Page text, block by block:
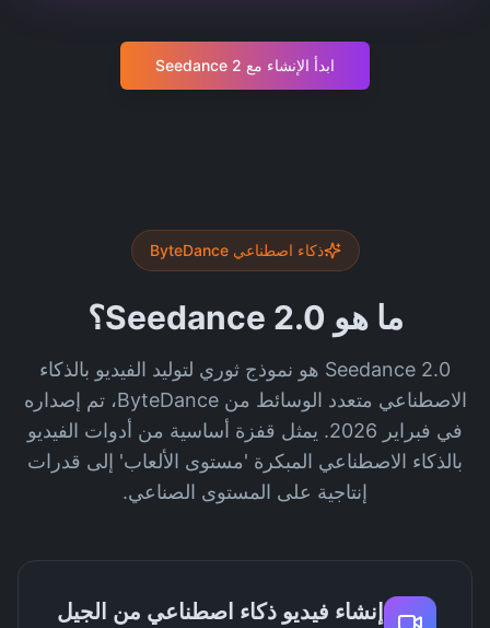
ابدأ الإنشاء مع Seedance 2
ذكاء اصطناعي ByteDance
ما هو Seedance 2.0؟
Seedance 2.0 هو نموذج ثوري لتوليد الفيديو بالذكاء
الاصطناعي متعدد الوسائط من ByteDance، تم إصداره
في فبراير 2026. يمثل قفزة أساسية من أدوات الفيديو
بالذكاء الاصطناعي المبكرة 'مستوى الألعاب' إلى قدرات
إنتاجية على المستوى الصناعي.
إنشاء فيديو ذكاء اصطناعي من الجيل